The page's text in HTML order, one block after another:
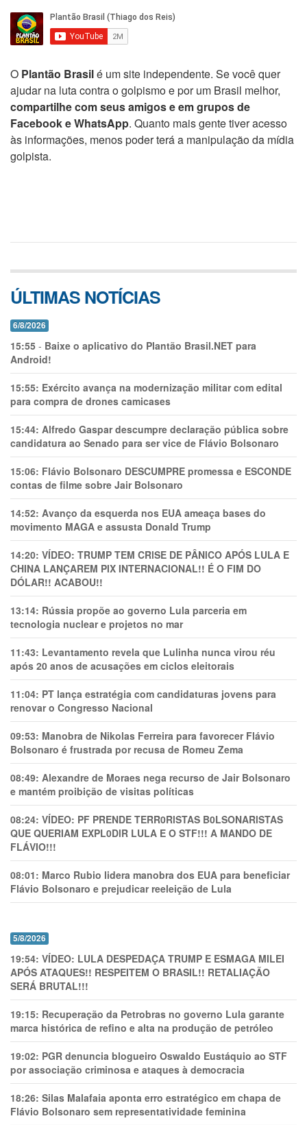
O Plantão Brasilé um site independente. Se você quer
ajudar na luta contra o golpismo e por um Brasil melhor,
compartilhe com seus amigos e em grupos de
Facebook e WhatsApp. Quanto mais gente tiver acesso
às informações, menos poder terá a manipulação da mídia
golpista.
ÚLTIMAS NOTÍCIAS
6/8/2026
15:55 - Baixe o aplicativo do Plantão Brasil.NET para
Android!
15:55: Exército avança na modernização militar com edital
para compra de drones camicases
15:44: Alfredo Gaspar descumpre declaração pública sobre
candidatura ao Senado para ser vice de Flávio Bolsonaro
15:06: Flávio Bolsonaro DESCUMPRE promessa e ESCONDE
contas de filme sobre Jair Bolsonaro
14:52: Avanço da esquerda nos EUA ameaça bases do
movimento MAGA e assusta Donald Trump
14:20: VÍDEO: TRUMP TEM CRlSE DE PÂNlCO APÓS LULA E
CHINA LANÇAREM PIX INTERNACIONAL!! É O FIM DO
DÓLAR!! ACABOU!!
13:14: Rússia propõe ao governo Lula parceria em
tecnologia nuclear e projetos no mar
11:43: Levantamento revela que Lulinha nunca virou réu
após 20 anos de acusações em ciclos eleitorais
11:04: PT lança estratégia com candidaturas jovens para
renovar o Congresso Nacional
09:53: Manobra de Nikolas Ferreira para favorecer Flávio
Bolsonaro é frustrada por recusa de Romeu Zema
08:49: Alexandre de Moraes nega recurso de Jair Bolsonaro
e mantém proibição de visitas políticas
08:24: VÍDEO: PF PRENDE TERR0RlSTAS B0LSONARlSTAS
QUE QUERIAM EXPL0DlR LULA E O STF!!! A MANDO DE
FLÁVIO!!!
08:01: Marco Rubio lidera manobra dos EUA para beneficiar
Flávio Bolsonaro e prejudicar reeleição de Lula
5/8/2026
19:54: VÍDEO: LULA DESPEDAÇA TRUMP E ESMAGA MILEI
APÓS ATAQUES!! RESPEITEM O BRASIL!! RETALIAÇÃO
SERÁ BRUTAL!!!
19:15: Recuperação da Petrobras no governo Lula garante
marca histórica de refino e alta na produção de petróleo
19:02: PGR denuncia blogueiro Oswaldo Eustáquio ao STF
por associação criminosa e ataques à democracia
18:26: Silas Malafaia aponta erro estratégico em chapa de
Flávio Bolsonaro sem representatividade feminina